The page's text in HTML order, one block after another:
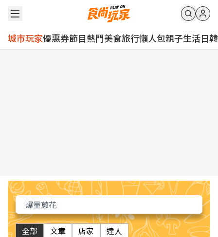
城市玩家優惠券節目熱門美食旅行懶人包親子生活日韓
全部 文章 店家 達人